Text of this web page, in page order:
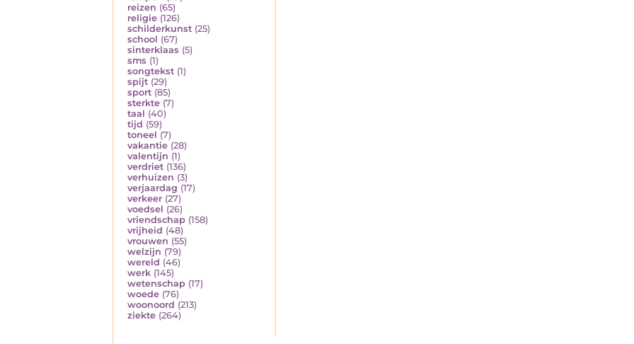
reizen (65)
religie (126)
schilderkunst (25)
school (67)
sinterklaas (5)
sms (1)
songtekst (1)
spijt (29)
sport (85)
sterkte (7)
taal (40)
tijd (59)
toneel (7)
vakantie (28)
valentijn (1)
verdriet (136)
verhuizen (3)
verjaardag (17)
verkeer (27)
voedsel (26)
vriendschap (158)
vrijheid (48)
vrouwen (55)
welzijn (79)
wereld (46)
werk (145)
wetenschap (17)
woede (76)
woonoord (213)
ziekte (264)